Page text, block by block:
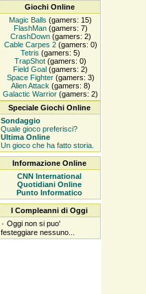
Giochi Online
Magic Balls (gamers: 15)
FlashMan(gamers: 7)
CrashDown(gamers: 2)
Cable Carpes 2(gamers: 0)
Tetris (gamers: 5)
TrapShot (gamers: 0)
Field Goal (gamers: 2)
Space Fighter(gamers: 3)
Alien Attack (gamers: 8)
Galactic Warrior (gamers: 2)
Speciale Giochi Online
Sondaggio
Quale gioco preferisci?
Ultima Online
Un gioco che ha fatto storia.
Informazione Online
CNN International
Quotidiani Online
Punto Informatico
I Compleanni di Oggi
۰ Oggi non si puo'
festeggiare nessuno...